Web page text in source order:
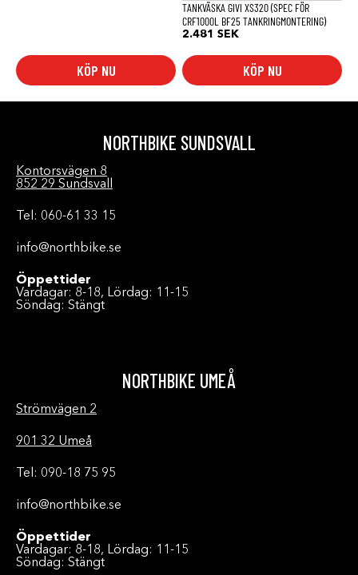
KÖP NU
TANKVÄSKA GIVI XS320 (SPEC FÖR
CRF1000L BF25 TANKRINGMONTERING)
2.481 SEK
KÖP NU
NORTHBIKE SUNDSVALL
Kontorsvägen 8
852 29 Sundsvall
Tel: 060-61 33 15
info@northbike.se
Öppettider
Vardagar: 8-18, Lördag: 11-15
Söndag: Stängt
NORTHBIKE UMEÅ
Strömvägen 2
901 32 Umeå
Tel: 090-18 75 95
info@northbike.se
Öppettider
Vardagar: 8-18, Lördag: 11-15
Söndag: Stängt